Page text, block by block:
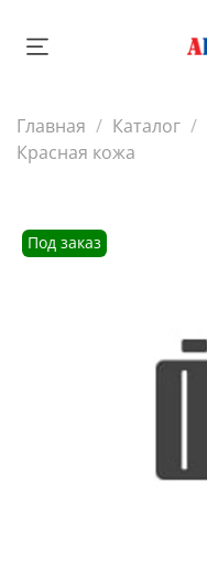
Главная Каталог
Красная кожа
Под заказ